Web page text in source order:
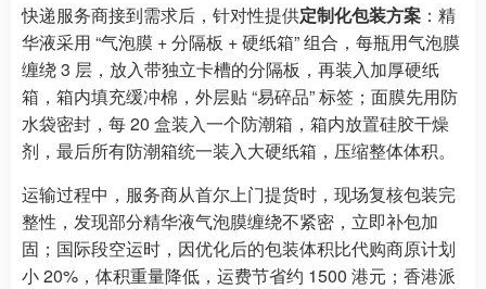
快递服务商接到需求后，针对性提供定制化包装方案 ：精
华液采用 “气泡膜 + 分隔板 + 硬纸箱” 组合，每瓶用气泡膜
缠绕 3 层，放入带独立卡槽的分隔板，再装入加厚硬纸
箱，箱内填充缓冲棉，外层贴 “易碎品” 标签；面膜先用防
水袋密封，每 20 盒装入一个防潮箱，箱内放置硅胶干燥
剂，最后所有防潮箱统一装入大硬纸箱，压缩整体体积。
运输过程中，服务商从首尔上门提货时，现场复核包装完
整性，发现部分精华液气泡膜缠绕不紧密，立即补包加
固；国际段空运时，因优化后的包装体积比代购商原计划
小 20%，体积重量降低，运费节省约 1500 港元；香港派